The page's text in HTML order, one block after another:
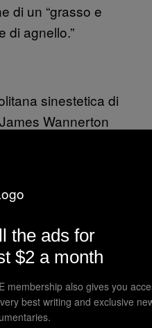
di un “grasso e
di agnello.”
sinestetica di
Wannerton
ha anche i suoi
può godersi
andare al cinema
ci sono troppi
cena fuori è
dissocia il
raramente. “Non mi
che cerco
piace il cibo
the ads for
$2 a month
membership also gives you
best writing and exclusive